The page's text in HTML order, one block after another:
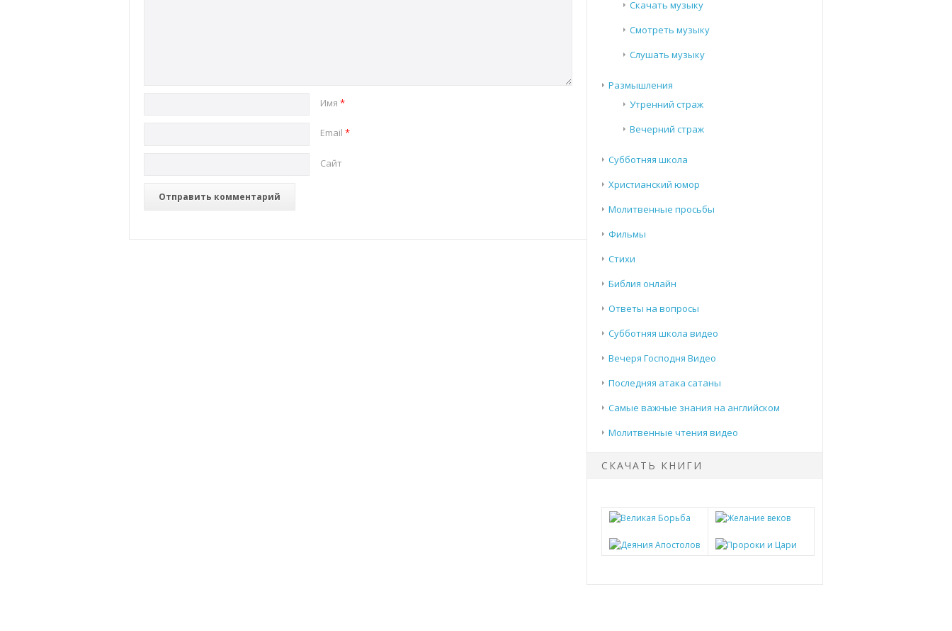
Имя *
Email *
Сайт
Скачать музыку
Смотреть музыку
Слушать музыку
Размышления
Утренний страж
Вечерний страж
Субботняя школа
Христианский юмор
Молитвенные просьбы
Фильмы
Стихи
Библия онлайн
Ответы на вопросы
Субботняя школа видео
Вечеря Господня Видео
Последняя атака сатаны
Самые важные знания на английском
Молитвенные чтения видео
СКАЧАТЬ КНИГИ